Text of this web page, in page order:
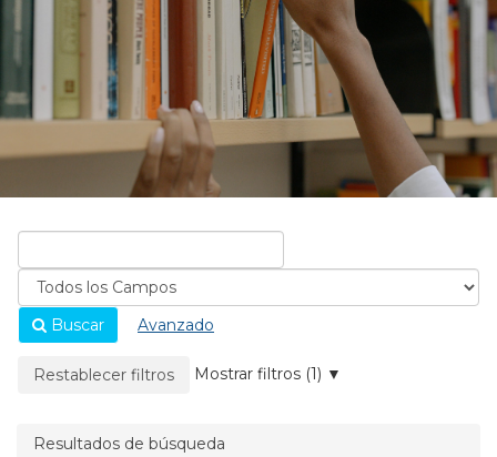
Buscar
Avanzado
La página se recargará cuando se elimine un filtro.
Restablecer filtros Mostrar filtros (1)
Resultados de búsqueda